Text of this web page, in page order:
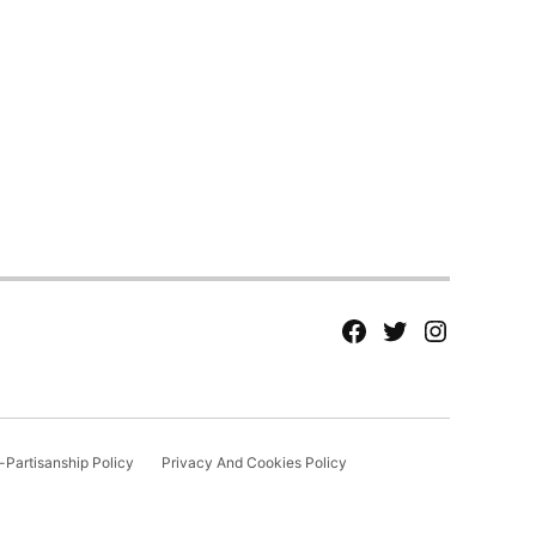
fb Tw tw
Partisanship Policy Privacy And Cookies Policy